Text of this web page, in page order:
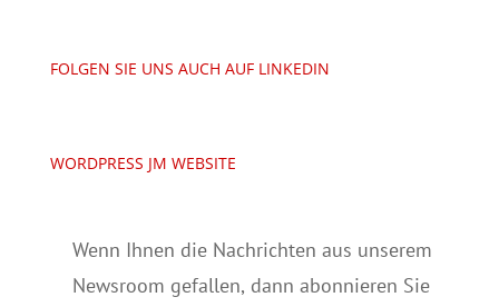
FOLGEN SIE UNS AUCH AUF LINKEDIN
WORDPRESS JM WEBSITE
Wenn Ihnen die Nachrichten aus unserem
Newsroom gefallen, dann abonnieren Sie